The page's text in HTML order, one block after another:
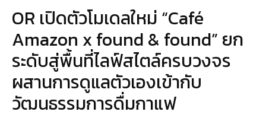
OR เปิดตัวโมเดลใหม่ “Café
Amazon x found & found” ยก
ระดับสู่พื้นที่ไลฟ์สไตล์ครบวงจร
ผสานการดูแลตัวเองเข้ากับ
วัฒนธรรมการดื่มกาแฟ